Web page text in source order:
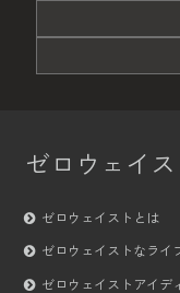
ゼロウェイス
ゼロウェイストとは
ゼロウェイストなライ
ゼロウェイストアイデ